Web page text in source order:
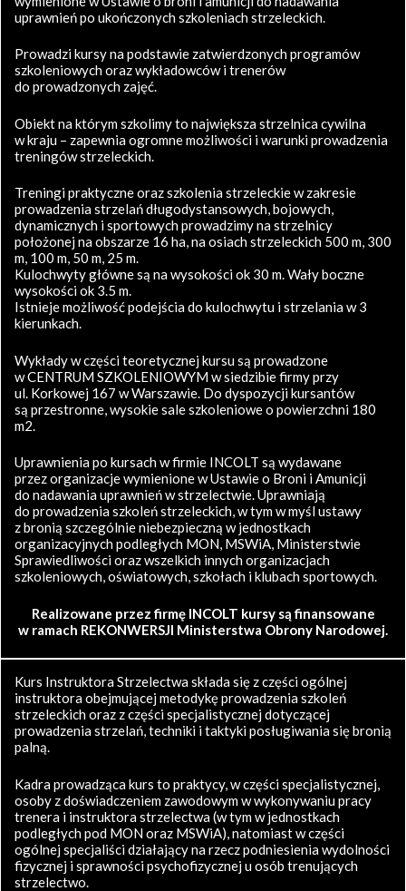
uprawnień po ukończonych szkoleniach strzeleckich.
Prowadzi kursy na podstawie zatwierdzonych programów
szkoleniowych oraz wykładowców i trenerów
do prowadzonych zajęć.
Obiekt na którym szkolimy to największa strzelnica cywilna
w kraju – zapewnia ogromne możliwości i warunki prowadzenia
treningów strzeleckich.
Treningi praktyczne oraz szkolenia strzeleckie w zakresie
prowadzenia strzelań długodystansowych, bojowych,
dynamicznych i sportowych prowadzimy na strzelnicy
położonej na obszarze 16 ha, na osiach strzeleckich 500 m, 300
m, 100 m, 50 m, 25 m.
Kulochwyty główne są na wysokości ok 30 m. Wały boczne
wysokości ok 3.5 m.
Istnieje możliwość podejścia do kulochwytu i strzelania w 3
kierunkach.
Wykłady w części teoretycznej kursu są prowadzone
w CENTRUM SZKOLENIOWYM w siedzibie firmy przy
ul. Korkowej 167 w Warszawie. Do dyspozycji kursantów
są przestronne, wysokie sale szkoleniowe o powierzchni 180
m2.
Uprawnienia po kursach w firmie INCOLT są wydawane
przez organizacje wymienione w Ustawie o Broni i Amunicji
do nadawania uprawnień w strzelectwie. Uprawniają
do prowadzenia szkoleń strzeleckich, w tym w myśl ustawy
z bronią szczególnie niebezpieczną w jednostkach
organizacyjnych podległych MON, MSWiA, Ministerstwie
Sprawiedliwości oraz wszelkich innych organizacjach
szkoleniowych, oświatowych, szkołach i klubach sportowych.
Realizowane przez firmę INCOLT kursy są finansowane
w ramach REKONWERSJI Ministerstwa Obrony Narodowej.
Kurs Instruktora Strzelectwa składa się z części ogólnej
instruktora obejmującej metodykę prowadzenia szkoleń
strzeleckich oraz z części specjalistycznej dotyczącej
prowadzenia strzelań, techniki i taktyki posługiwania się bronią
palną.
Kadra prowadząca kurs to praktycy, w części specjalistycznej,
osoby z doświadczeniem zawodowym w wykonywaniu pracy
trenera i instruktora strzelectwa (w tym w jednostkach
podległych pod MON oraz MSWiA), natomiast w części
ogólnej specjaliści działający na rzecz podniesienia wydolności
fizycznej i sprawności psychofizycznej u osób trenujących
strzelectwo.